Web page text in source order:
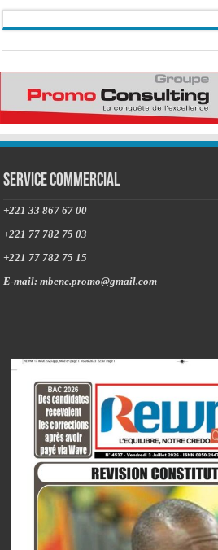
Service commercial
+221 33 867 67 00
+221 77 782 75 03
+221 77 782 75 15
E-mail: mbene.promo@gmail.com